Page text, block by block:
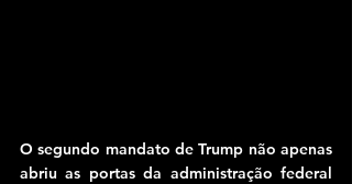
O segundo mandato de Trump não apenas
abriu as portas da administração federal